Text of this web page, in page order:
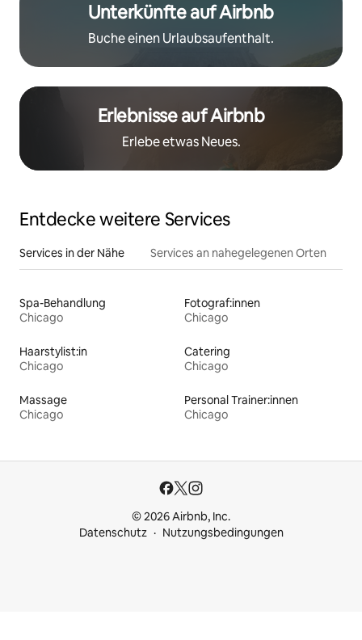
Unterkünfte auf Airbnb
Buche einen Urlaubsaufenthalt.
Erlebnisse auf Airbnb
Erlebe etwas Neues.
Entdecke weitere Services
Services in der Nähe Services an nahegelegenen Orten
Spa-Behandlung
Chicago
Fotograf:innen
Chicago
Haarstylist:in
Chicago
Catering
Chicago
Massage
Chicago
Personal Trainer:innen
Chicago
© 2026 Airbnb, Inc.
Datenschutz
Nutzungsbedingungen